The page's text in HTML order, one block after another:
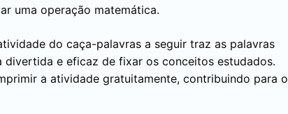
uma operação matemática.
do caça-palavras a seguir traz as palavras
divertida e eficaz de fixar os conceitos estudados.
a atividade gratuitamente, contribuindo para o